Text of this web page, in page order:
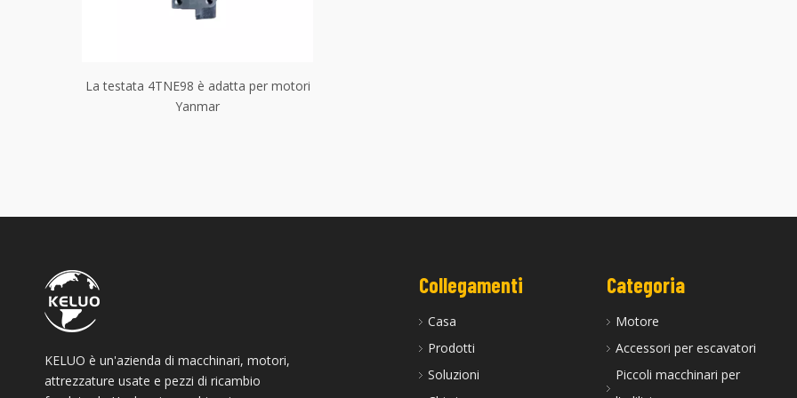
La testata 4TNE98 è adatta per motori
Yanmar
KELUO è un'azienda di macchinari, motori,
attrezzature usate e pezzi di ricambio
Collegamenti
Casa
Prodotti
Soluzioni
Categoria
Motore
Accessori per escavatori
Piccoli macchinari per